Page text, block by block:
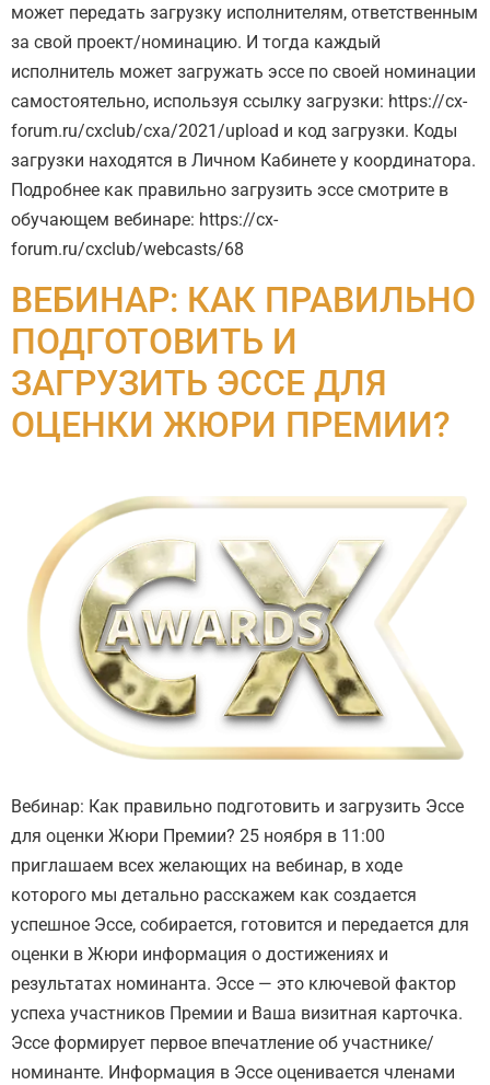
может передать загрузку исполнителям, ответственным
за свой проект/номинацию. И тогда каждый
исполнитель может загружать эссе по своей номинации
самостоятельно, используя ссылку загрузки: https://cx-
forum.ru/cxclub/cxa/2021/upload и код загрузки. Коды
загрузки находятся в Личном Кабинете у координатора.
Подробнее как правильно загрузить эссе смотрите в
обучающем вебинаре: https://cx-
forum.ru/cxclub/webcasts/68
ВЕБИНАР: КАК ПРАВИЛЬНО
ПОДГОТОВИТЬ И
ЗАГРУЗИТЬ ЭССЕ ДЛЯ
ОЦЕНКИ ЖЮРИ ПРЕМИИ?
Вебинар: Как правильно подготовить и загрузить Эссе
для оценки Жюри Премии? 25 ноября в 11:00
приглашаем всех желающих на вебинар, в ходе
которого мы детально расскажем как создается
успешное Эссе, собирается, готовится и передается для
оценки в Жюри информация о достижениях и
результатах номинанта. Эссе — это ключевой фактор
успеха участников Премии и Ваша визитная карточка.
Эссе формирует первое впечатление об участнике/
номинанте. Информация в Эссе оценивается членами